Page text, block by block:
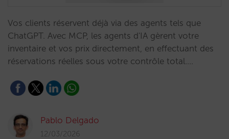
Vos clients réservent déjà via des agents tels que
ChatGPT. Avec MCP, les agents d'IA gèrent votre
inventaire et vos prix directement, en effectuant des
réservations réelles sous votre contrôle total.…
Pablo Delgado
12/03/2026